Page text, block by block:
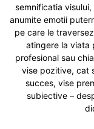
semnificatia
anumite emotii
pe care le
atingere la viata
profesional sau
vise pozitive, cat
succes, vise
subiective –